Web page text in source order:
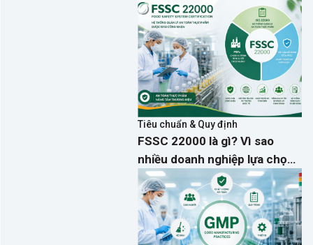
mật độ và hành động phòng
ngừa hiệu quả
Tiêu chuẩn & Quy định
FSSC 22000 là gì? Vì sao
nhiều doanh nghiệp lựa chọn
thay cho ISO 22000?